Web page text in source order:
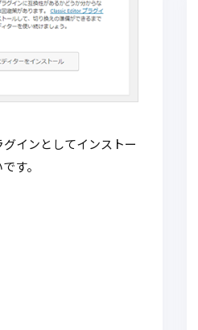
インとしてインストー
す。